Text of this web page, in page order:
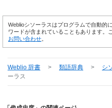
Weblioシソーラスはプログラムで自動的
ワードが含まれていることもあります。
お問い合わせ
Weblio 辞書 > 類語辞典 > シ
ーラス